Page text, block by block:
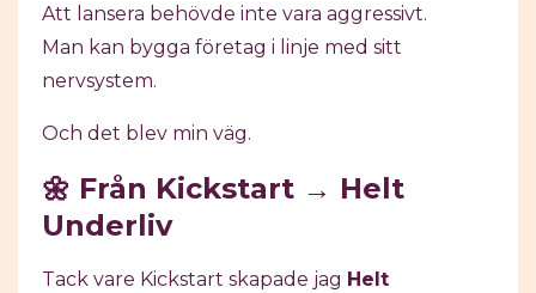
Att lansera behövde inte vara aggressivt.
Man kan bygga företag i linje med sitt
nervsystem.
Och det blev min väg.
🌼 Från Kickstart → Helt
Underliv
Tack vare Kickstart skapade jag Helt